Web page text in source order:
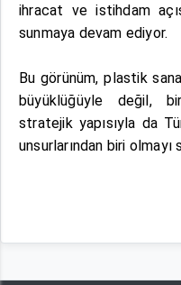
ihracat ve istihdam
sunmaya devam ediyor.
Bu görünüm, plastik
büyüklüğüyle değil,
stratejik yapısıyla da
unsurlarından biri